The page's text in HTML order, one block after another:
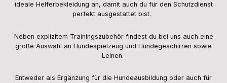
ideale Helferbekleidung an, damit auch du für den Schutzdienst
perfekt ausgestattet bist.
Neben explizitem Trainingszubehör findest du bei uns auch eine
große Auswahl an Hundespielzeug und Hundegeschirren sowie
Leinen.
Entweder als Ergänzung für die Hundeausbildung oder auch für